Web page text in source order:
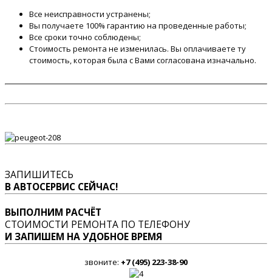
Все неисправности устранены;
Вы получаете 100% гарантию на проведенные работы;
Все сроки точно соблюдены;
Стоимость ремонта не изменилась. Вы оплачиваете ту
стоимость, которая была с Вами согласована изначально.
ЗАПИШИТЕСЬ
В АВТОСЕРВИС СЕЙЧАС!
ВЫПОЛНИМ РАСЧЁТ
СТОИМОСТИ РЕМОНТА ПО ТЕЛЕФОНУ
И ЗАПИШЕМ НА УДОБНОЕ ВРЕМЯ
звоните: +7 (495) 223-38-90